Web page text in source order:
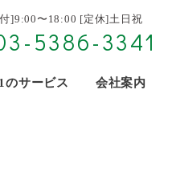
]9:00〜18:00 [定休]土日祝
5386-3341
のサービス 会社案内